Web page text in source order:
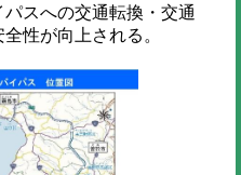
パスへの交通転換・交通
性が向上される。